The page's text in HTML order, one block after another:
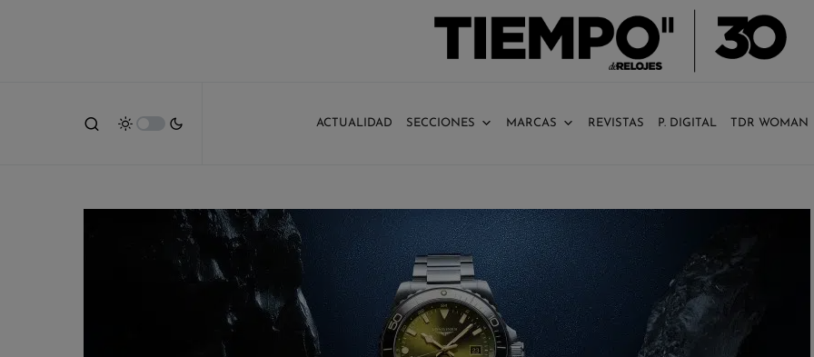
ACTUALIDAD SECCIONES MARCAS REVISTAS P. DIGITAL TDR WOMAN